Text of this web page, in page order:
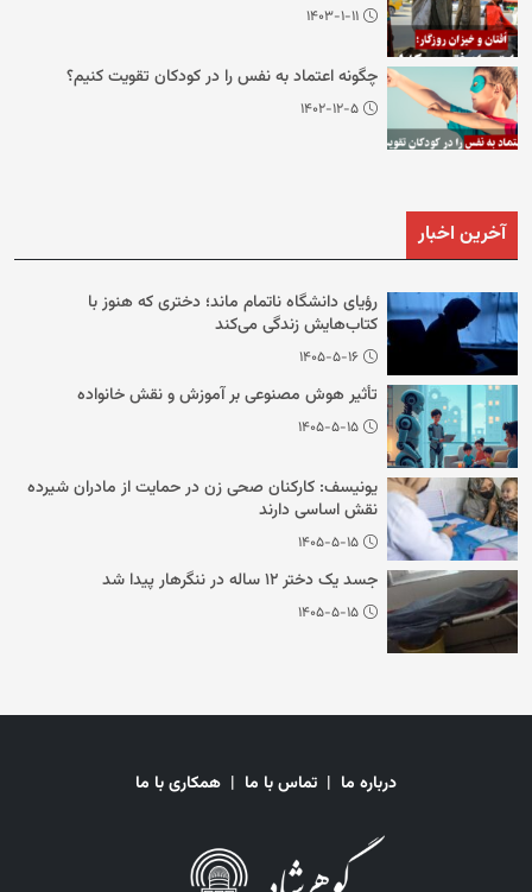
۱۴۰۳-۱-۱۱
چگونه اعتماد به نفس را در کودکان تقویت کنیم؟
۱۴۰۲-۱۲-۵
آخرین اخبار
رؤیای دانشگاه ناتمام ماند؛ دختری که هنوز با
کتاب‌هایش زندگی می‌کند
۱۴۰۵-۵-۱۶
تأثیر هوش مصنوعی بر آموزش و نقش خانواده
۱۴۰۵-۵-۱۵
یونیسف: کارکنان صحی زن در حمایت از مادران شیرده
نقش اساسی دارند
۱۴۰۵-۵-۱۵
جسد یک دختر ۱۲ ساله در ننگرهار پیدا شد
۱۴۰۵-۵-۱۵
درباره ما | تماس با ما | همکاری با ما